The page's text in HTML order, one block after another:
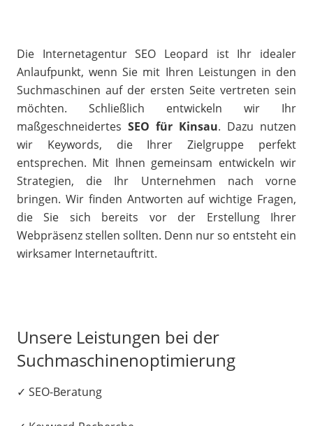
Die Internetagentur SEO Leopard ist Ihr idealer
Anlaufpunkt, wenn Sie mit Ihren Leistungen in den
Suchmaschinen auf der ersten Seite vertreten sein
möchten. Schließlich entwickeln wir Ihr
maßgeschneidertes SEO für Kinsau. Dazu nutzen
wir Keywords, die Ihrer Zielgruppe perfekt
entsprechen. Mit Ihnen gemeinsam entwickeln wir
Strategien, die Ihr Unternehmen nach vorne
bringen. Wir finden Antworten auf wichtige Fragen,
die Sie sich bereits vor der Erstellung Ihrer
Webpräsenz stellen sollten. Denn nur so entsteht ein
wirksamer Internetauftritt.
Unsere Leistungen bei der
Suchmaschinenoptimierung
✓ SEO-Beratung